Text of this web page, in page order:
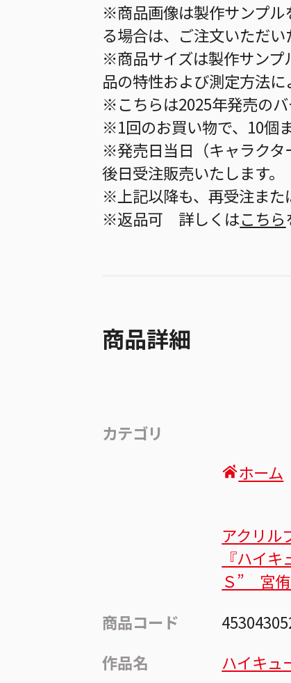
※商品画像は製作サンプル
る場合は、ご注文いただい
※商品サイズは製作サンプ
品の特性および測定方法に
※こちらは2025年発売のバ
※1回のお買い物で、10個
※発売日当日（キャラクタ
後日受注販売いたします。
※上記以降も、再受注また
※返品可 詳しくはこちら
商品詳細
カテゴリ
ホーム
アクリル
『ハイ
Ｓ” 宮
商品コード
作品名
ハイキュ